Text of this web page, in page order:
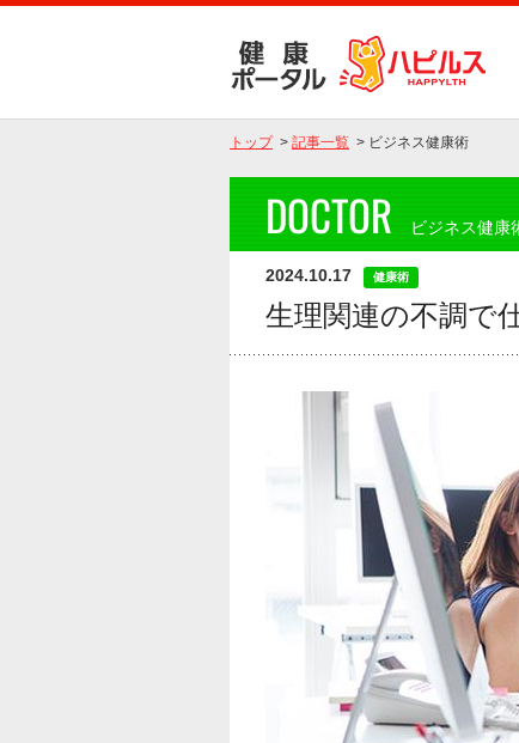
トップ > 記事一覧 > ビジネス健康術
DOCTOR ビジネス健康
2024.10.17 健康術
生理関連の不調で